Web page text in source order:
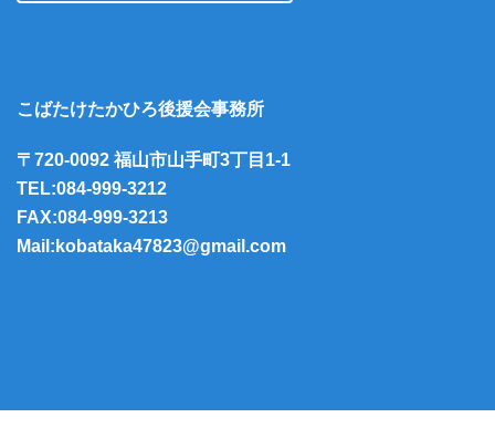
こばたけたかひろ後援会事務所
〒720-0092 福山市山手町3丁目1-1
TEL:084-999-3212
FAX:084-999-3213
Mail:kobataka47823@gmail.com